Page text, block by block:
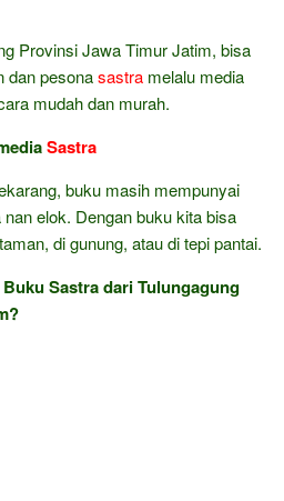
Provinsi Jawa Timur Jatim, bisa
dan pesonasastra melalu media
mudah dan murah.
Sastra
buku masih mempunyai
elok. Dengan buku kita bisa
di gunung, atau di tepi pantai.
Sastra dari Tulungagung